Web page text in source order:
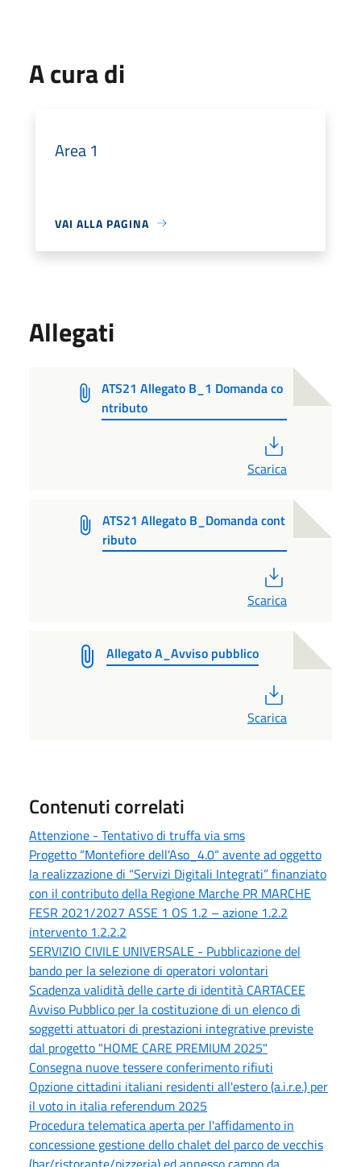
A cura di
Area 1
VAI ALLA PAGINA
Allegati
ATS21 Allegato B_1 Domanda co
ntributo
Scarica
ATS21 Allegato B_Domanda cont
ributo
Scarica
Allegato A_Avviso pubblico
Scarica
Contenuti correlati
Attenzione - Tentativo di truffa via sms
Progetto “Montefiore dell'Aso_4.0“ avente ad oggetto
la realizzazione di “Servizi Digitali Integrati” finanziato
con il contributo della Regione Marche PR MARCHE
FESR 2021/2027 ASSE 1 OS 1.2 – azione 1.2.2
intervento 1.2.2.2
SERVIZIO CIVILE UNIVERSALE - Pubblicazione del
bando per la selezione di operatori volontari
Scadenza validità delle carte di identità CARTACEE
Avviso Pubblico per la costituzione di un elenco di
soggetti attuatori di prestazioni integrative previste
dal progetto "HOME CARE PREMIUM 2025"
Consegna nuove tessere conferimento rifiuti
Opzione cittadini italiani residenti all'estero (a.i.r.e.) per
il voto in italia referendum 2025
Procedura telematica aperta per l'affidamento in
concessione gestione dello chalet del parco de vecchis